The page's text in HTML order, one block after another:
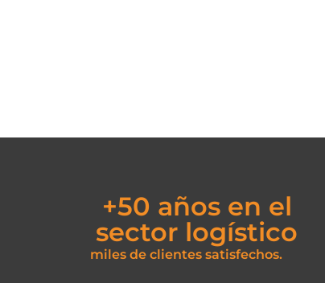
+50 años en el
sector logístico
miles de clientes satisfechos.